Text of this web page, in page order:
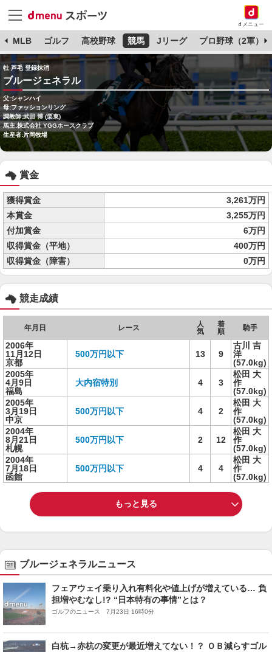
dメニュー
MLB ゴルフ 高校野球 競馬 Jリーグ プロ野球（2軍）
牡 芦毛 登録抹消
ブルージェネラル
父:シャンハイ
母:ファッションリング
調教師:武田 博 (栗東)
馬主:株式会社 YGGホースクラブ
生産者:片岡牧場
賞金
獲得賞金
3,261万円
本賞金
3,255万円
付加賞金
6万円
収得賞金（平地）
400万円
収得賞金（障害）
0万円
競走成績
年月日 レース
人
気
着
順
騎手
2006年
11月12日
京都
500万円以下 13 9
古川 吉
洋
(57.0kg)
2005年
4月9日
福島
大内宿特別 4 3
松田 大
作
(57.0kg)
2005年
3月19日
中京
500万円以下 4 2
松田 大
作
(57.0kg)
2004年
8月21日
札幌
500万円以下 2 12
松田 大
作
(57.0kg)
2004年
7月18日
函館
500万円以下 4 4
松田 大
作
(57.0kg)
もっと見る
ブルージェネラルニュース
フェアウェイ乗り入れ有料化や値上げが増えている… 負
担増やむなし!? “日本特有の事情”とは？
ゴルフのニュース 7月23日 16時0分
白杭→赤杭の変更が最近増えてない！？ ＯＢ減らすゴル